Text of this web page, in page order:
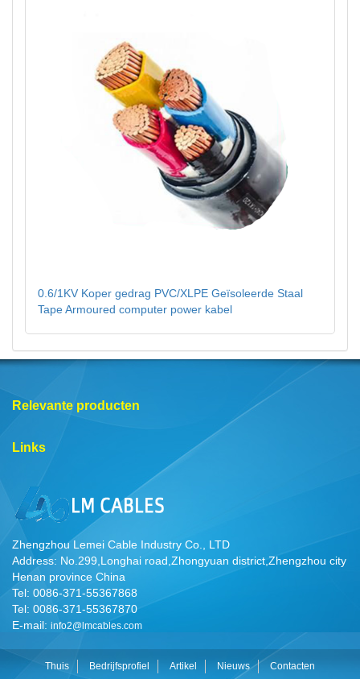
0.6/1KV Koper gedrag PVC/XLPE Geïsoleerde Staal
Tape Armoured computer power kabel
Relevante producten
Links
Zhengzhou Lemei Cable Industry Co., LTD
Address: No.299,Longhai road,Zhongyuan district,Zhengzhou city
Henan province China
Tel: 0086-371-55367868
Tel: 0086-371-55367870
E-mail: info2@lmcables.com
Thuis Bedrijfsprofiel Artikel Nieuws Contacten